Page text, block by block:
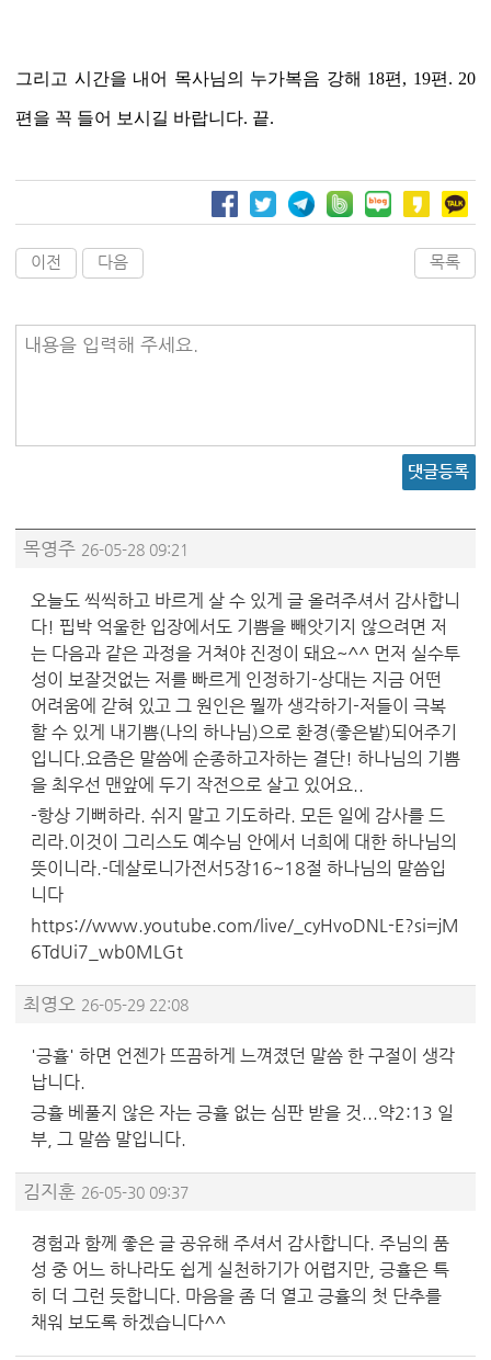
그리고 시간을 내어 목사님의 누가복음 강해 18편 , 19편 . 20
편을 꼭 들어 보시길 바랍니다. 끝.
이전 다음 목록
내용을 입력해 주세요.
댓글등록
목영주 26-05-28 09:21
오늘도 씩씩하고 바르게 살 수 있게 글 올려주셔서 감사합니
다! 핍박 억울한 입장에서도 기쁨을 빼앗기지 않으려면 저
는 다음과 같은 과정을 거쳐야 진정이 돼요~^^ 먼저 실수투
성이 보잘것없는 저를 빠르게 인정하기-상대는 지금 어떤
어려움에 갇혀 있고 그 원인은 뭘까 생각하기-저들이 극복
할 수 있게 내기쁨(나의 하나님)으로 환경(좋은밭)되어주기
입니다.요즘은 말씀에 순종하고자하는 결단! 하나님의 기쁨
을 최우선 맨앞에 두기 작전으로 살고 있어요..
-항상 기뻐하라. 쉬지 말고 기도하라. 모든 일에 감사를 드
리라.이것이 그리스도 예수님 안에서 너희에 대한 하나님의
뜻이니라.-데살로니가전서5장16~18절 하나님의 말씀입
니다
https://www.youtube.com/live/_cyHvoDNL-E?si=jM
6TdUi7_wb0MLGt
최영오 26-05-29 22:08
'긍휼' 하면 언젠가 뜨끔하게 느껴졌던 말씀 한 구절이 생각
납니다.
긍휼 베풀지 않은 자는 긍휼 없는 심판 받을 것...약2:13 일
부, 그 말씀 말입니다.
김지훈 26-05-30 09:37
경험과 함께 좋은 글 공유해 주셔서 감사합니다. 주님의 품
성 중 어느 하나라도 쉽게 실천하기가 어렵지만, 긍휼은 특
히 더 그런 듯합니다. 마음을 좀 더 열고 긍휼의 첫 단추를
채워 보도록 하겠습니다^^